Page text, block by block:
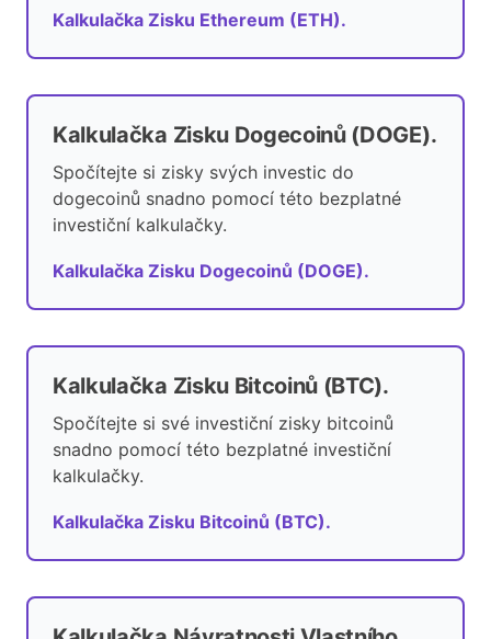
Kalkulačka Zisku Ethereum (ETH).
Kalkulačka Zisku Dogecoinů (DOGE).
Spočítejte si zisky svých investic do
dogecoinů snadno pomocí této bezplatné
investiční kalkulačky.
Kalkulačka Zisku Dogecoinů (DOGE).
Kalkulačka Zisku Bitcoinů (BTC).
Spočítejte si své investiční zisky bitcoinů
snadno pomocí této bezplatné investiční
kalkulačky.
Kalkulačka Zisku Bitcoinů (BTC).